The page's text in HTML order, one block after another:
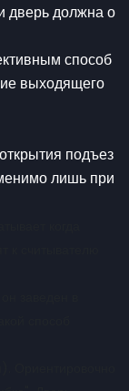
дверь должна о
способ
выходящего
подъез
лишь при